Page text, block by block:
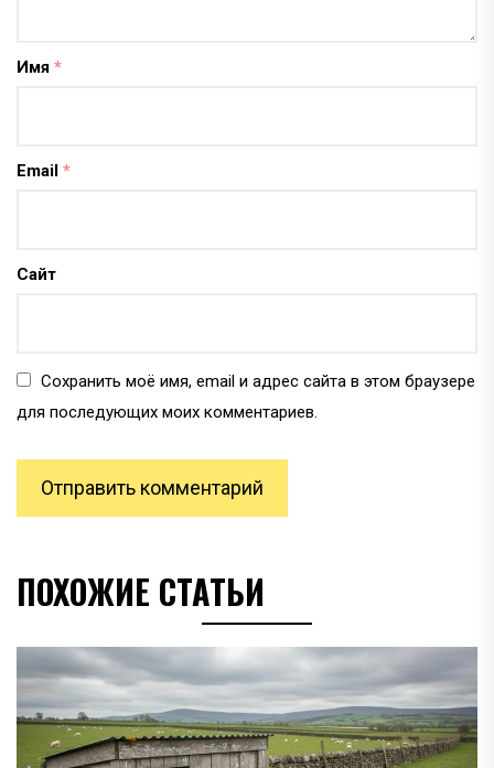
Имя *
Email *
Сайт
Сохранить моё имя, email и адрес сайта в этом браузере
для последующих моих комментариев.
ПОХОЖИЕ СТАТЬИ